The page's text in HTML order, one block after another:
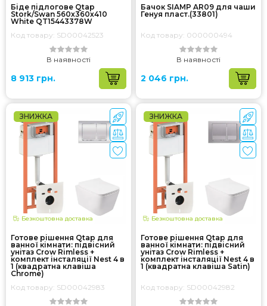
Біде підлогове Qtap
Stork/Swan 560х360х410
White QT15443378W
Код товару: SD00042523
В наявності
8 913 грн.
Бачок SIAMP AR09 для чаши
Генуя пласт.(33801)
Код товару: 000000494
В наявності
2 046 грн.
ЗНИЖКА
Безкоштовна доставка
Готове рішення Qtap для
ванної кімнати: підвісний
унітаз Crow Rimless +
комплект інсталяції Nest 4 в
1 (квадратна клавіша
Chrome)
Код товару: SD00042983
ЗНИЖКА
Безкоштовна доставка
Готове рішення Qtap для
ванної кімнати: підвісний
унітаз Crow Rimless +
комплект інсталяції Nest 4 в
1 (квадратна клавіша Satin)
Код товару: SD00042982